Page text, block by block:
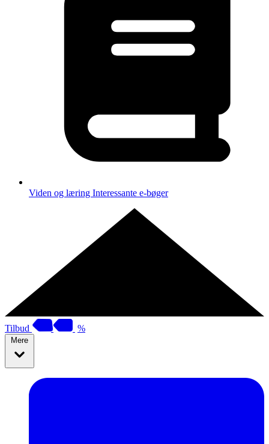
Viden og læring Interessante e-bøger
Tilbud %
Mere